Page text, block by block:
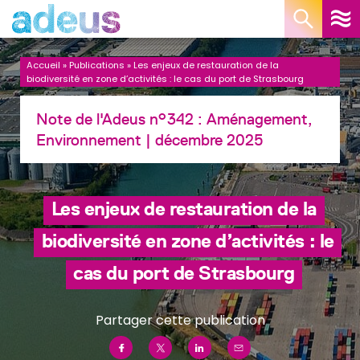
Accueil »Publications »Les enjeux de restauration de la
biodiversité en zone d’activités : le cas du port de Strasbourg
Note de l'Adeus n°342 : Aménagement,
Environnement | décembre 2025
Les enjeux de restauration de la
biodiversité en zone d’activités : le
cas du port de Strasbourg
Partager cette publication
Panneau de gestion des cookies